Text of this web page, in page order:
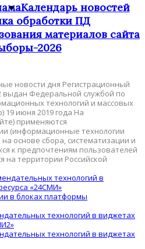
Календарь новостей
обработки ПД
материалов сайта
2026
новости дня Регистрационный
Федеральной службой по
технологий и массовых
19 июня 2019 года На
применяются
(информационные технологии
основе сбора, систематизации и
к предпочтениям пользователей
на территории Российской
технологий в
«24СМИ»
в блоках платформы
технологий в виджетах
технологий в виджетах